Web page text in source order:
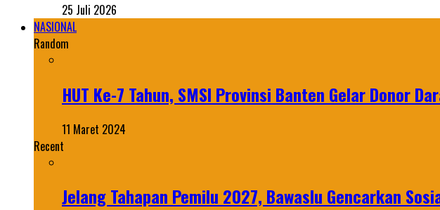
25 Juli 2026
NASIONAL
Random
HUT Ke-7 Tahun, SMSI Provinsi Banten Gelar Donor
11 Maret 2024
Recent
Jelang Tahapan Pemilu 2027, Bawaslu Gencarkan